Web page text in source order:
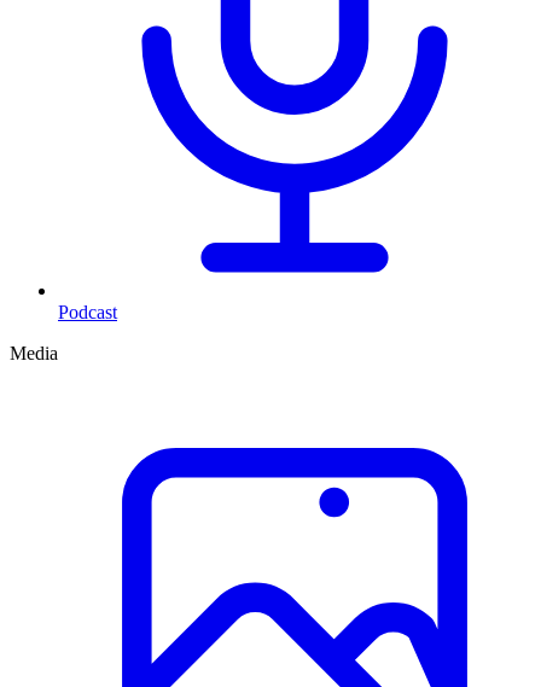
Podcast
Media